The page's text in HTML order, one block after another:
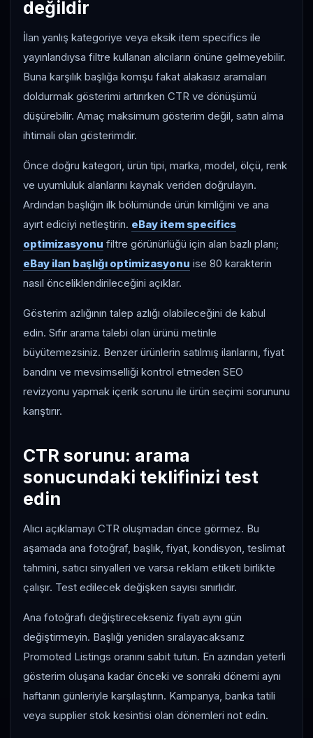
değildir
İlan yanlış kategoriye veya eksik item specifics ile
yayınlandıysa filtre kullanan alıcıların önüne gelmeyebilir.
Buna karşılık başlığa komşu fakat alakasız aramaları
doldurmak gösterimi artırırken CTR ve dönüşümü
düşürebilir. Amaç maksimum gösterim değil, satın alma
ihtimali olan gösterimdir.
Önce doğru kategori, ürün tipi, marka, model, ölçü, renk
ve uyumluluk alanlarını kaynak veriden doğrulayın.
Ardından başlığın ilk bölümünde ürün kimliğini ve ana
ayırt ediciyi netleştirin. eBay item specifics
optimizasyonu filtre görünürlüğü için alan bazlı planı;
eBay ilan başlığı optimizasyonu ise 80 karakterin
nasıl önceliklendirileceğini açıklar.
Gösterim azlığının talep azlığı olabileceğini de kabul
edin. Sıfır arama talebi olan ürünü metinle
büyütemezsiniz. Benzer ürünlerin satılmış ilanlarını, fiyat
bandını ve mevsimselliği kontrol etmeden SEO
revizyonu yapmak içerik sorunu ile ürün seçimi sorununu
karıştırır.
CTR sorunu: arama
sonucundaki teklifinizi test
edin
Alıcı açıklamayı CTR oluşmadan önce görmez. Bu
aşamada ana fotoğraf, başlık, fiyat, kondisyon, teslimat
tahmini, satıcı sinyalleri ve varsa reklam etiketi birlikte
çalışır. Test edilecek değişken sayısı sınırlıdır.
Ana fotoğrafı değiştirecekseniz fiyatı aynı gün
değiştirmeyin. Başlığı yeniden sıralayacaksanız
Promoted Listings oranını sabit tutun. En azından yeterli
gösterim oluşana kadar önceki ve sonraki dönemi aynı
haftanın günleriyle karşılaştırın. Kampanya, banka tatili
veya supplier stok kesintisi olan dönemleri not edin.